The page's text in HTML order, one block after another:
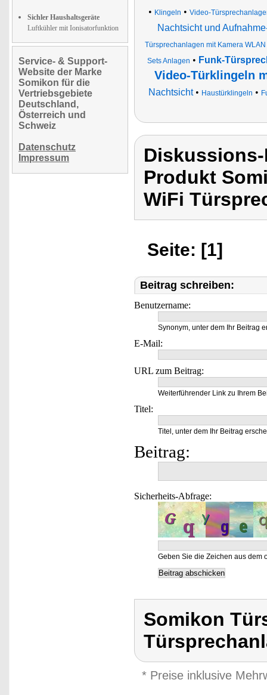
Sichler Haushaltsgeräte
Luftkühler mit Ionisatorfunktion
Service- & Support-
Website der Marke
Somikon für die
Vertriebsgebiete
Deutschland,
Österreich und
Schweiz
Datenschutz
Impressum
• Klingeln • Video-
Nachtsicht und
Türsprechanlagen mit Kamera WLAN
Sets Anlagen • Funk-
Video-Türklingeln
Nachtsicht• Haustürklingeln •
Produkt
WiFi
Seite: [1]
Beitrag schreiben:
Benutzername:
Synonym, unter dem Ihr Beitrag
E-Mail:
URL zum Beitrag:
Weiterführender Link zu Ihrem
Titel:
Titel, unter dem Ihr Beitrag
Beitrag:
Sicherheits-Abfrage:
Geben Sie die Zeichen aus dem
Somikon
* Preise inklusive